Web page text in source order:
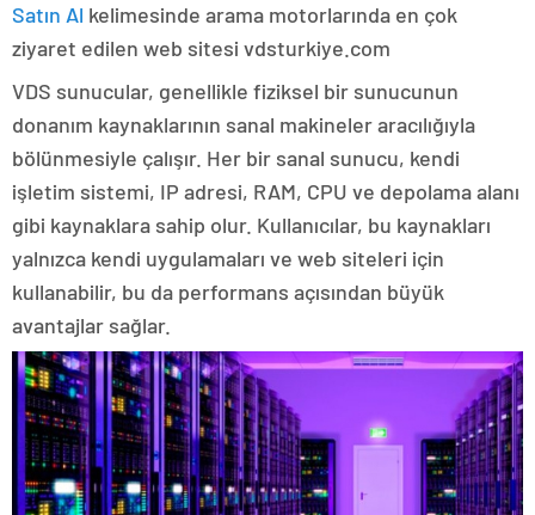
Satın Al kelimesinde arama motorlarında en çok
ziyaret edilen web sitesi vdsturkiye.com
VDS sunucular, genellikle fiziksel bir sunucunun
donanım kaynaklarının sanal makineler aracılığıyla
bölünmesiyle çalışır. Her bir sanal sunucu, kendi
işletim sistemi, IP adresi, RAM, CPU ve depolama alanı
gibi kaynaklara sahip olur. Kullanıcılar, bu kaynakları
yalnızca kendi uygulamaları ve web siteleri için
kullanabilir, bu da performans açısından büyük
avantajlar sağlar.